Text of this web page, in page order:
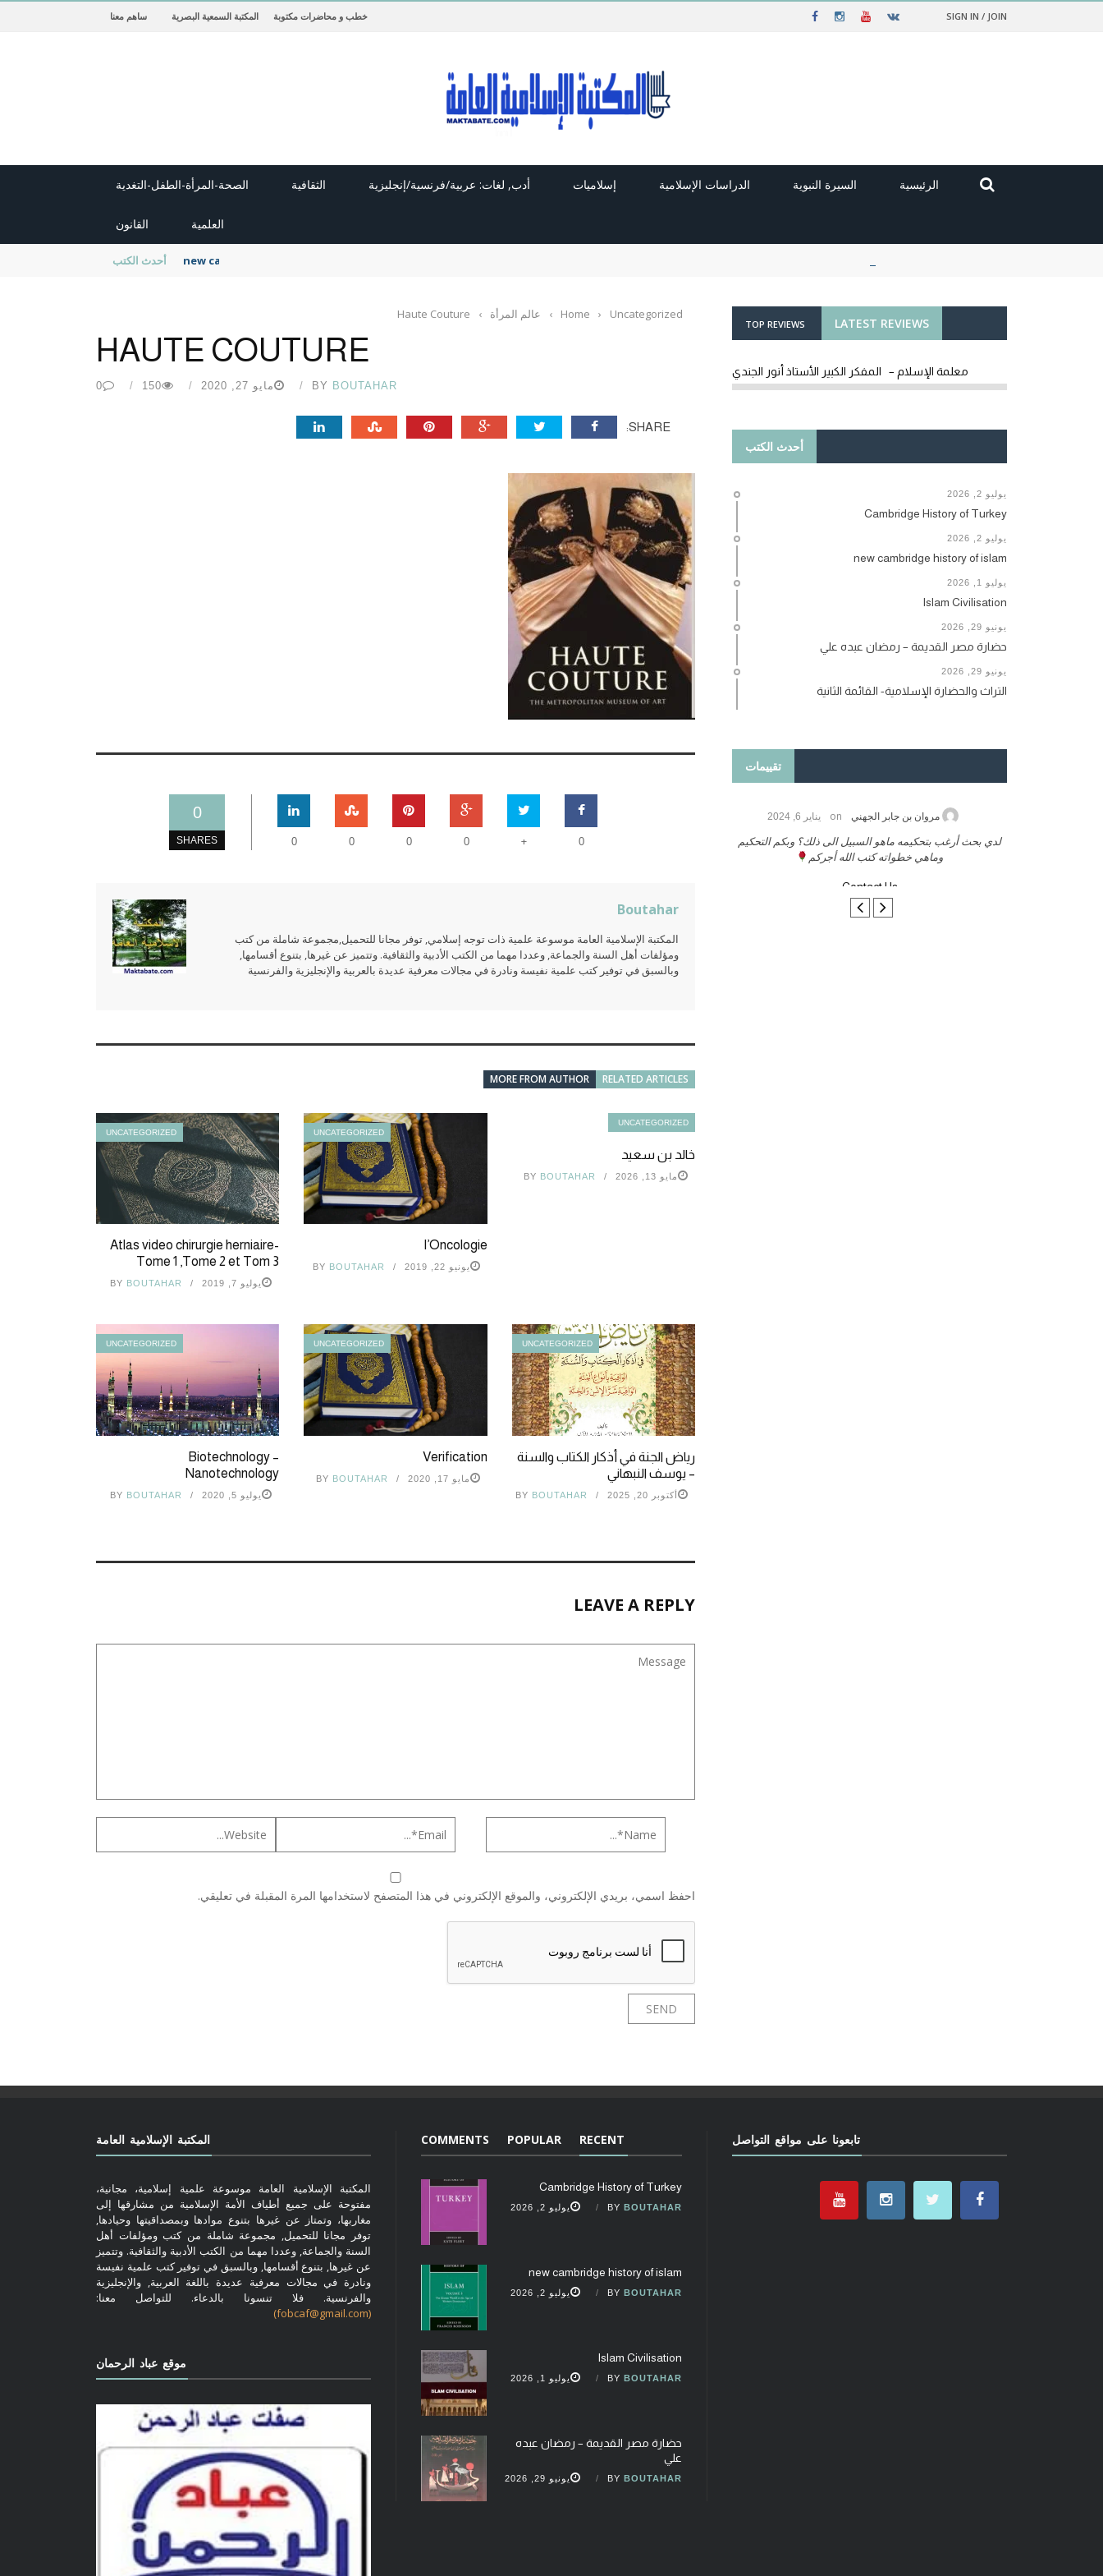
SIGN IN / JOIN خطب و محاضرات مكتوبة المكتبة السمعية البصرية ساهم معنا
الرئيسية السيرة النبوية الدراسات الإسلامية إسلاميات أدب, لغات: عربية/فرنسية/إنجليزية الثقافية الصحة-المرأة-الطفل-التغدية
العلمية القانون
أحدث الكتب new cambridge history of islam
Home › Uncategorized
› عالم المرأة ›
Haute Couture
HAUTE COUTURE
BY BOUTAHAR مايو 27, 2020 150
0
SHARE:
0
SHARES 0
+
0
0
0
0
Boutahar
المكتبة الإسلامية العامة موسوعة علمية ذات توجه إسلامي, توفر مجانا للتحميل,مجموعة شاملة من كتب
ومؤلفات أهل السنة والجماعة, وعددا مهما من الكتب الأدبية والثقافية. وتتميز عن غيرها, بتنوع أقسامها,
وبالسبق في توفير كتب علمية نفيسة ونادرة في مجالات معرفية عديدة بالعربية والإنجليزية والفرنسية
RELATED ARTICLES
MORE FROM AUTHOR
UNCATEGORIZED
Atlas video chirurgie herniaire-
Tome 1 ,Tome 2 et Tom 3
يوليو 7, 2019 BY BOUTAHAR
UNCATEGORIZED
l’Oncologie
يونيو 22, 2019 BY BOUTAHAR
UNCATEGORIZED
خالد بن سعيد
مايو 13, 2026 BY BOUTAHAR
UNCATEGORIZED
Biotechnology –
Nanotechnology
يوليو 5, 2020 BY BOUTAHAR
UNCATEGORIZED
Verification
مايو 17, 2020 BY BOUTAHAR
UNCATEGORIZED
رياض الجنة في أذكار الكتاب والسنة
– يوسف النبهاني
أكتوبر 20, 2025 BY BOUTAHAR
LEAVE A REPLY
احفظ اسمي، بريدي الإلكتروني، والموقع الإلكتروني في هذا المتصفح لاستخدامها المرة المقبلة في تعليقي.
LATEST REVIEWS
TOP REVIEWS
معلمة الإسلام – المفكر الكبير الأستاذ أنور الجندي
أحدث الكتب
يوليو 2, 2026
Cambridge History of Turkey
يوليو 2, 2026
new cambridge history of islam
يوليو 1, 2026
Islam Civilisation
يونيو 29, 2026
حضارة مصر القديمة – رمضان عبده علي
يونيو 29, 2026
التراث والحضارة الإسلامية- القائمة الثانية
تقييمات
مروان بن جابر الجهني on يناير 6, 2024
لدي بحث أرغب بتحكيمه ماهو السبيل الى ذلك؟ وبكم التحكيم
وماهي خطواته كتب الله أجركم
Contact Us
المكتبة الإسلامية العامة
المكتبة الإسلامية العامة موسوعة علمية إسلامية، مجانية،
مفتوحة على جميع أطياف الأمة الإسلامية من مشارقها إلى
مغاربها، وتمتاز عن غيرها بتنوع موادها وبمصداقيتها وحيادها,
توفر مجانا للتحميل, مجموعة شاملة من كتب ومؤلفات أهل
السنة والجماعة, وعددا مهما من الكتب الأدبية والثقافية. وتتميز
عن غيرها, بتنوع أقسامها, وبالسبق في توفير كتب علمية نفيسة
ونادرة في مجالات معرفية عديدة باللغة العربية, والإنجليزية
والفرنسية. فلا تنسونا بالدعاء. للتواصل معنا:
(fobcaf@gmail.com)
موقع عباد الرحمان
RECENT
POPULAR
COMMENTS
Cambridge History of Turkey
BY BOUTAHAR يوليو 2, 2026
new cambridge history of islam
BY BOUTAHAR يوليو 2, 2026
Islam Civilisation
BY BOUTAHAR يوليو 1, 2026
حضارة مصر القديمة – رمضان عبده
علي
BY BOUTAHAR يونيو 29, 2026
تابعونا على مواقع التواصل